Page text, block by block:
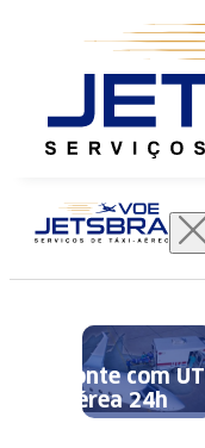
Conte com UTI
Aérea 24h